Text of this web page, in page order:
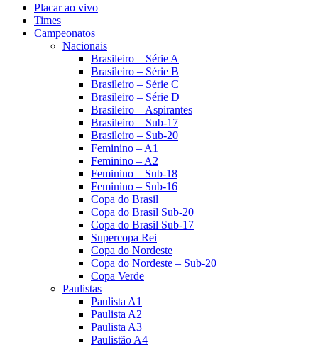
Placar ao vivo
Times
Campeonatos
Nacionais
Brasileiro – Série A
Brasileiro – Série B
Brasileiro – Série C
Brasileiro – Série D
Brasileiro – Aspirantes
Brasileiro – Sub-17
Brasileiro – Sub-20
Feminino – A1
Feminino – A2
Feminino – Sub-18
Feminino – Sub-16
Copa do Brasil
Copa do Brasil Sub-20
Copa do Brasil Sub-17
Supercopa Rei
Copa do Nordeste
Copa do Nordeste – Sub-20
Copa Verde
Paulistas
Paulista A1
Paulista A2
Paulista A3
Paulistão A4